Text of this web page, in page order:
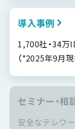
導入事例
1,700社・34
（*2025年9月
セミナー・相
安全なテレワ